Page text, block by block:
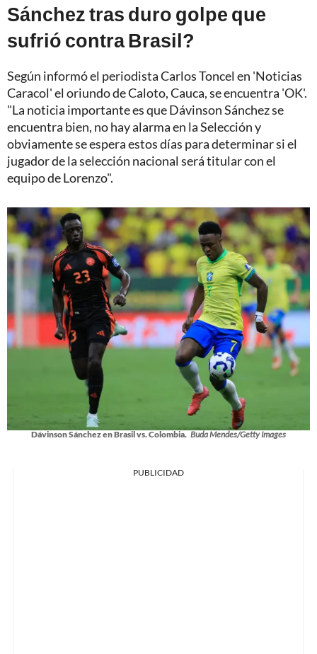
Sánchez tras duro golpe que
sufrió contra Brasil?
Según informó el periodista Carlos Toncel en 'Noticias
Caracol' el oriundo de Caloto, Cauca, se encuentra 'OK'.
"La noticia importante es que Dávinson Sánchez se
encuentra bien, no hay alarma en la Selección y
obviamente se espera estos días para determinar si el
jugador de la selección nacional será titular con el
equipo de Lorenzo".
Dávinson Sánchez en Brasil vs. Colombia. Buda Mendes/Getty Images
PUBLICIDAD